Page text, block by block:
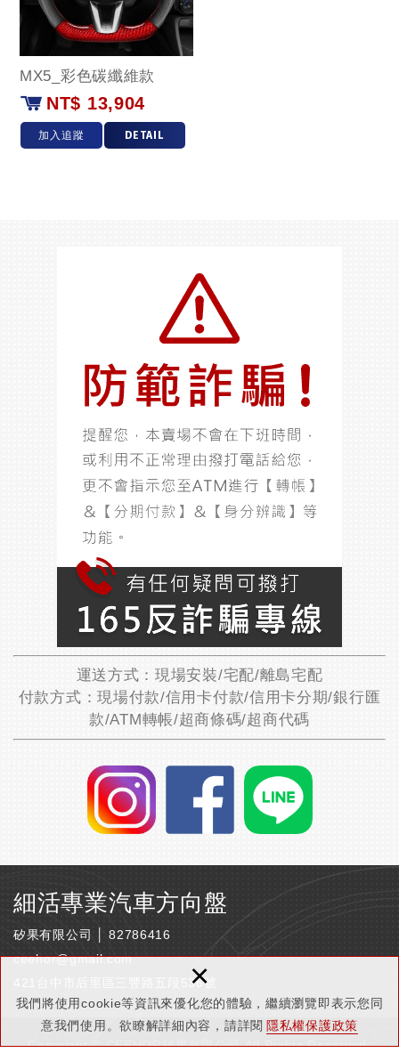
我們將使用cookie等資訊來優化您的體驗，繼續瀏覽即表示您同
意我們使用。欲瞭解詳細內容，請詳閱 隱私權保護政策
×
MX5_彩色碳纖維款
NT$ 13,904
加入追蹤 DETAIL
運送方式：現場安裝/宅配/離島宅配
付款方式：現場付款/信用卡付款/信用卡分期/銀行匯
款/ATM轉帳/超商條碼/超商代碼
細活專業汽車方向盤
矽果有限公司 │ 82786416
ceehor@gmail.com
421台中市后里區三豐路五段536號
Copyright © CEEHOR矽果有限公司 All Rights Reserved.